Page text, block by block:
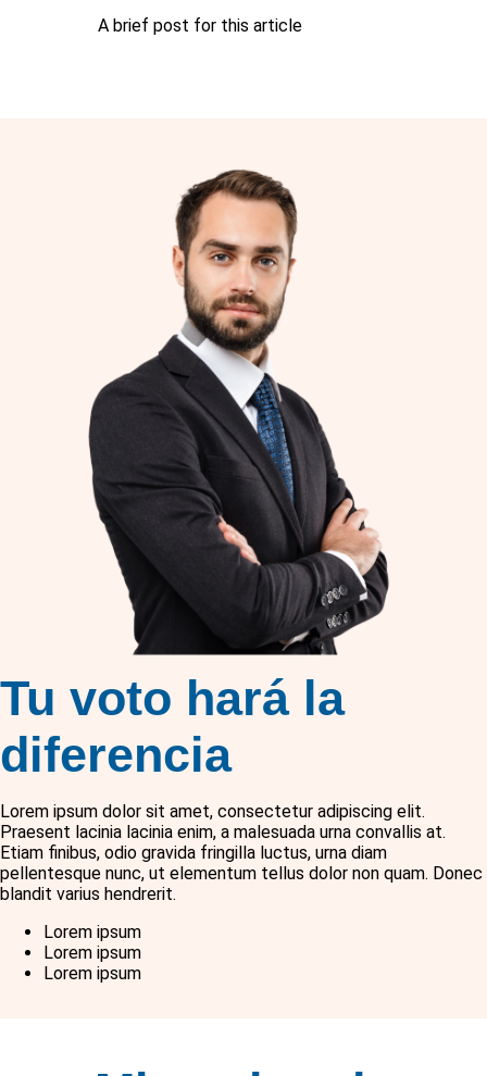
A brief post for this article
Tu voto hará la
diferencia
Lorem ipsum dolor sit amet, consectetur adipiscing elit.
Praesent lacinia lacinia enim, a malesuada urna convallis at.
Etiam finibus, odio gravida fringilla luctus, urna diam
pellentesque nunc, ut elementum tellus dolor non quam. Donec
blandit varius hendrerit.
Lorem ipsum
Lorem ipsum
Lorem ipsum